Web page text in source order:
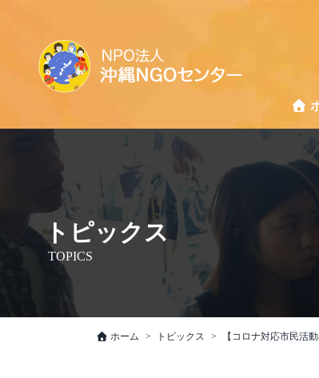
トピックス
TOPICS
ホーム トピックス 【コロナ対応市民活